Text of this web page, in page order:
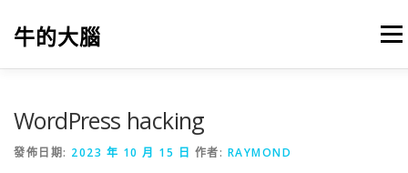
牛的大腦 選單
WordPress hacking
發佈日期: 2023 年 10 月 15 日 作者: RAYMOND